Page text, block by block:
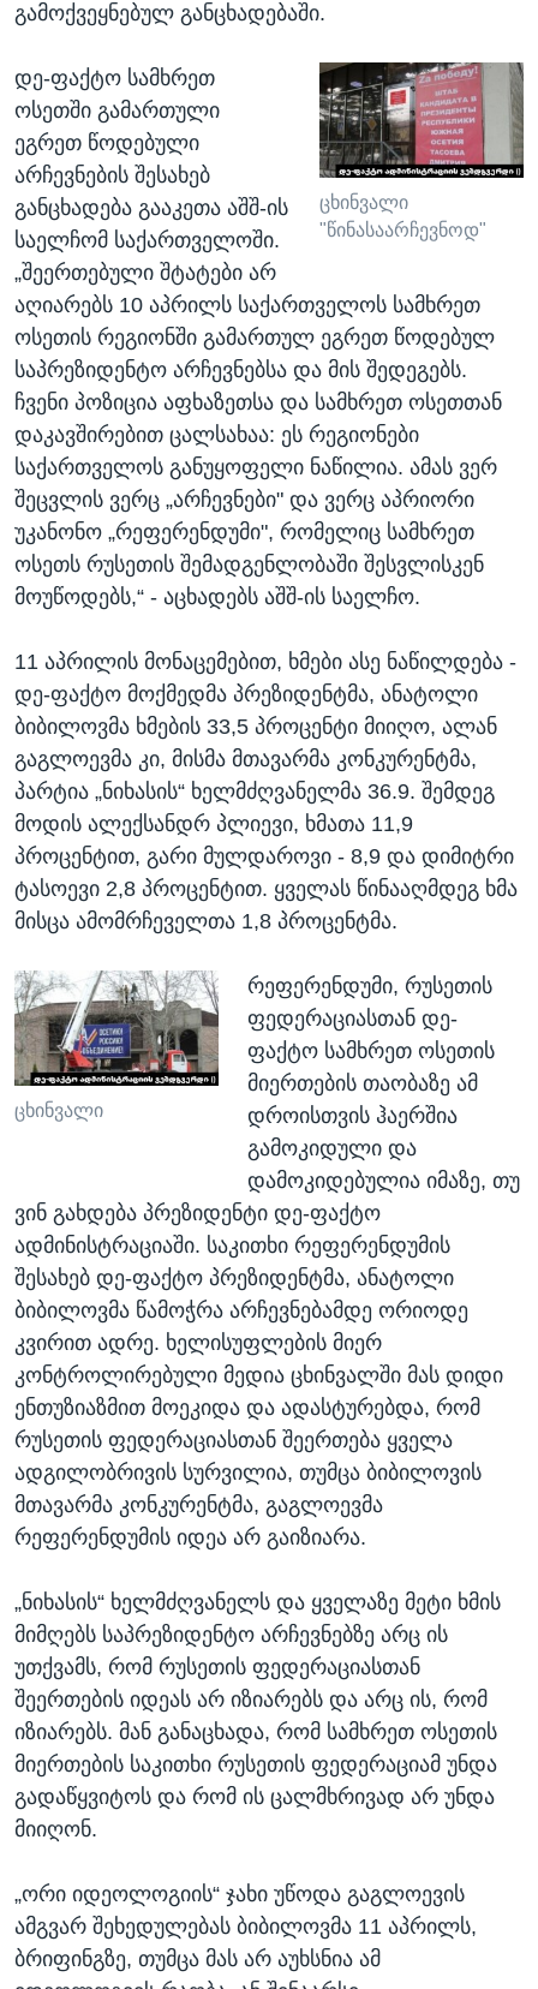
გამოქვეყნებულ განცხადებაში.
ცხინვალი
"წინასაარჩევნოდ"
დე-ფაქტო სამხრეთ
ოსეთში გამართული
ეგრეთ წოდებული
არჩევნების შესახებ
განცხადება გააკეთა აშშ-ის
საელჩომ საქართველოში.
„შეერთებული შტატები არ
აღიარებს 10 აპრილს საქართველოს სამხრეთ
ოსეთის რეგიონში გამართულ ეგრეთ წოდებულ
საპრეზიდენტო არჩევნებსა და მის შედეგებს.
ჩვენი პოზიცია აფხაზეთსა და სამხრეთ ოსეთთან
დაკავშირებით ცალსახაა: ეს რეგიონები
საქართველოს განუყოფელი ნაწილია. ამას ვერ
შეცვლის ვერც „არჩევნები" და ვერც აპრიორი
უკანონო „რეფერენდუმი", რომელიც სამხრეთ
ოსეთს რუსეთის შემადგენლობაში შესვლისკენ
მოუწოდებს,“ - აცხადებს აშშ-ის საელჩო.
11 აპრილის მონაცემებით, ხმები ასე ნაწილდება -
დე-ფაქტო მოქმედმა პრეზიდენტმა, ანატოლი
ბიბილოვმა ხმების 33,5 პროცენტი მიიღო, ალან
გაგლოევმა კი, მისმა მთავარმა კონკურენტმა,
პარტია „ნიხასის“ ხელმძღვანელმა 36.9. შემდეგ
მოდის ალექსანდრ პლიევი, ხმათა 11,9
პროცენტით, გარი მულდაროვი - 8,9 და დიმიტრი
ტასოევი 2,8 პროცენტით. ყველას წინააღმდეგ ხმა
მისცა ამომრჩეველთა 1,8 პროცენტმა.
ცხინვალი
რეფერენდუმი, რუსეთის
ფედერაციასთან დე-
ფაქტო სამხრეთ ოსეთის
მიერთების თაობაზე ამ
დროისთვის ჰაერშია
გამოკიდული და
დამოკიდებულია იმაზე, თუ
ვინ გახდება პრეზიდენტი დე-ფაქტო
ადმინისტრაციაში. საკითხი რეფერენდუმის
შესახებ დე-ფაქტო პრეზიდენტმა, ანატოლი
ბიბილოვმა წამოჭრა არჩევნებამდე ორიოდე
კვირით ადრე. ხელისუფლების მიერ
კონტროლირებული მედია ცხინვალში მას დიდი
ენთუზიაზმით მოეკიდა და ადასტურებდა, რომ
რუსეთის ფედერაციასთან შეერთება ყველა
ადგილობრივის სურვილია, თუმცა ბიბილოვის
მთავარმა კონკურენტმა, გაგლოევმა
რეფერენდუმის იდეა არ გაიზიარა.
„ნიხასის“ ხელმძღვანელს და ყველაზე მეტი ხმის
მიმღებს საპრეზიდენტო არჩევნებზე არც ის
უთქვამს, რომ რუსეთის ფედერაციასთან
შეერთების იდეას არ იზიარებს და არც ის, რომ
იზიარებს. მან განაცხადა, რომ სამხრეთ ოსეთის
მიერთების საკითხი რუსეთის ფედერაციამ უნდა
გადაწყვიტოს და რომ ის ცალმხრივად არ უნდა
მიიღონ.
„ორი იდეოლოგიის“ ჯახი უწოდა გაგლოევის
ამგვარ შეხედულებას ბიბილოვმა 11 აპრილს,
ბრიფინგზე, თუმცა მას არ აუხსნია ამ